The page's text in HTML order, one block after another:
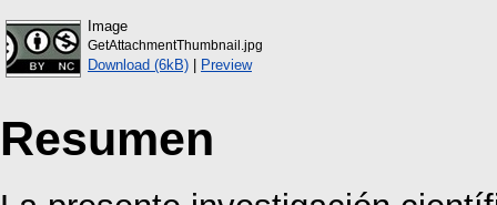
Image
GetAttachmentThumbnail.jpg
Download (6kB) | Preview
Resumen